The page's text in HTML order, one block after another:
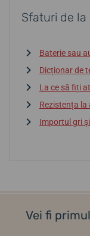
Sfaturi de
Baterie sau
Dicționar de
La ce să fiți
Rezistența la
Importul gri
Vei fi